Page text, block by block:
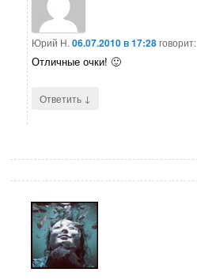
Юрий Н.06.07.2010 в 17:28говорит:
Отличные очки! 🙂
Ответить ↓